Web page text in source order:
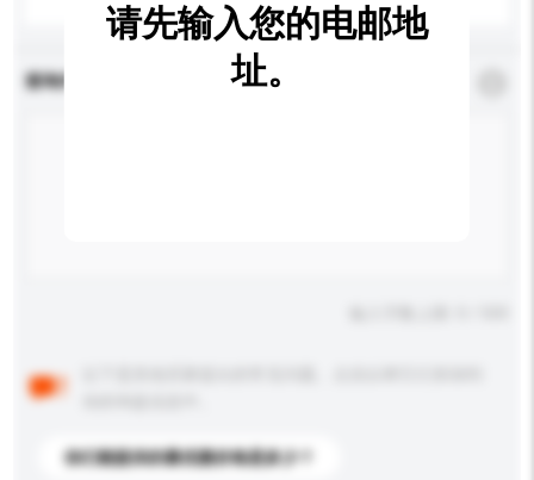
查询内容
你们能提供的最优惠价格是多少？
请先输入您的电邮地
址。